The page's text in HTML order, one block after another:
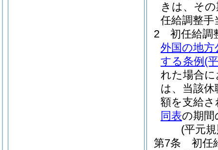
きは、そ
任給調整
2
初任給調
外国の地
する条例 (
れた場合
は、当該休
額を支給
同表の期間
(平元
第7条
初任